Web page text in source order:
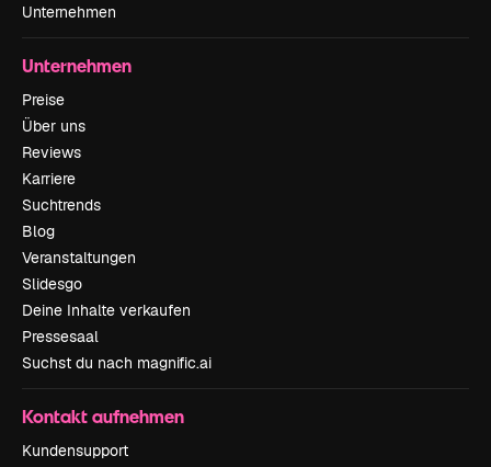
Unternehmen
Unternehmen
Preise
Über uns
Reviews
Karriere
Suchtrends
Blog
Veranstaltungen
Slidesgo
Deine Inhalte verkaufen
Pressesaal
Suchst du nach magnific.ai
Kontakt aufnehmen
Kundensupport